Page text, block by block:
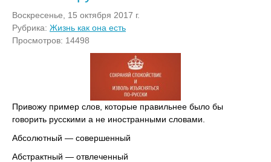
Воскресенье, 15 октября 2017 г.
Рубрика: Жизнь как она есть
Просмотров: 14498
Привожу пример слов, которые правильнее было бы
говорить русскими а не иностранными словами.
Абсолютный — совершенный
Абстрактный — отвлеченный